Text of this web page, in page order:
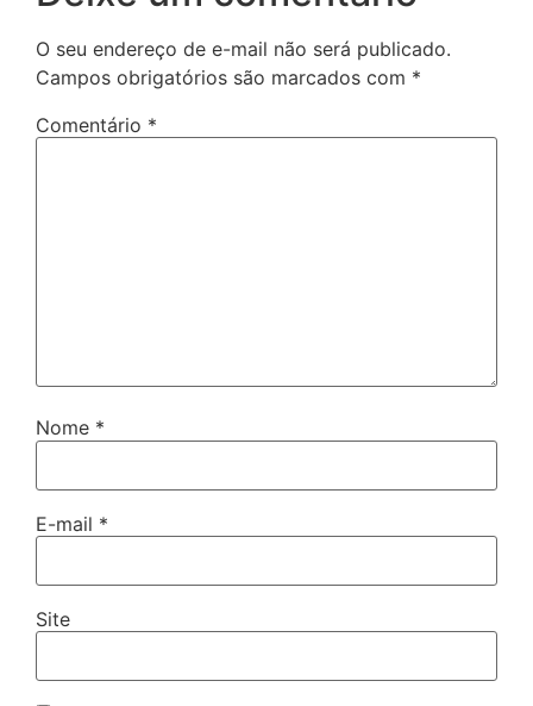
O seu endereço de e-mail não será publicado.
Campos obrigatórios são marcados com *
Comentário *
Nome *
E-mail *
Site